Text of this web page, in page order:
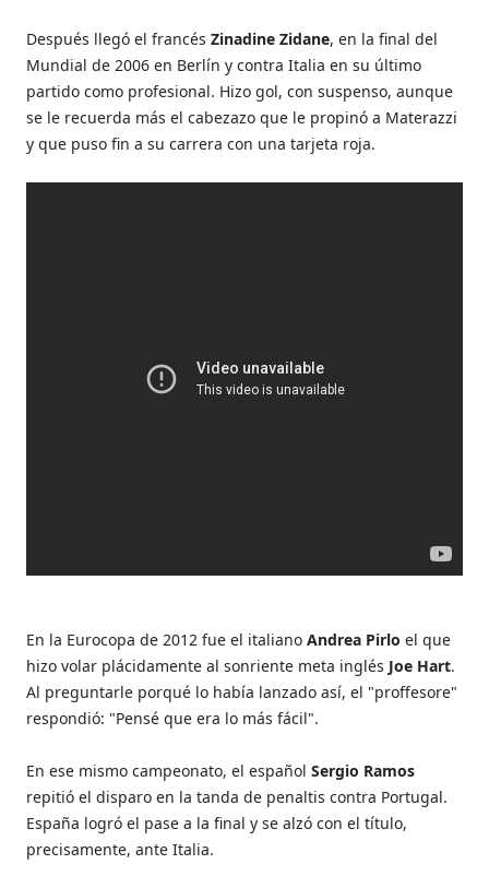
Después llegó el francésZinadine Zidane, en la final del
Mundial de 2006 en Berlín y contra Italia en su último
partido como profesional. Hizo gol, con suspenso, aunque
se le recuerda más el cabezazo que le propinó a Materazzi
y que puso fin a su carrera con una tarjeta roja.
En la Eurocopa de 2012 fue el italianoAndrea Pirloel que
hizo volar plácidamente al sonriente meta inglés Joe Hart.
Al preguntarle porqué lo había lanzado así, el "proffesore"
respondió: "Pensé que era lo más fácil".
En ese mismo campeonato, el españolSergio Ramos
repitió el disparo en la tanda de penaltis contra Portugal.
España logró el pase a la final y se alzó con el título,
precisamente, ante Italia.